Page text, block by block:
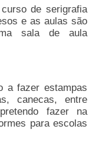
de serigrafia
e as aulas são
sala de aula
a fazer estampas
canecas, entre
fazer na
para escolas